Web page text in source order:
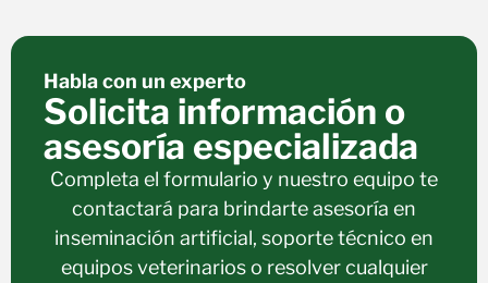
Habla con un experto
Solicita información o
asesoría especializada
Completa el formulario y nuestro equipo te
contactará para brindarte asesoría en
inseminación artificial, soporte técnico en
equipos veterinarios o resolver cualquier